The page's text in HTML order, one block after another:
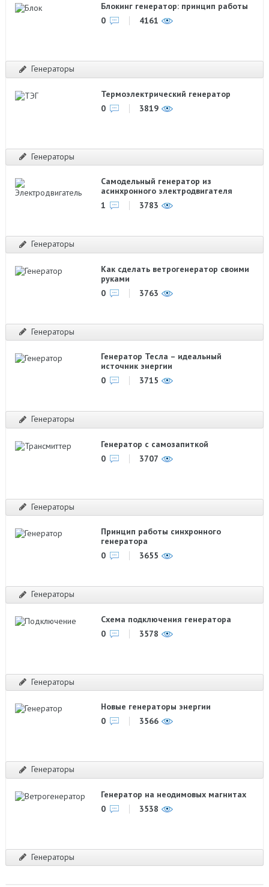
Блокинг генератор: принцип работы
0
4161
Генераторы
Термоэлектрический генератор
0
3819
Генераторы
Самодельный генератор из
асинхронного электродвигателя
1
3783
Генераторы
Как сделать ветрогенератор своими
руками
0
3763
Генераторы
Генератор Тесла – идеальный
источник энергии
0
3715
Генераторы
Генератор с самозапиткой
0
3707
Генераторы
Принцип работы синхронного
генератора
0
3655
Генераторы
Схема подключения генератора
0
3578
Генераторы
Новые генераторы энергии
0
3566
Генераторы
Генератор на неодимовых магнитах
0
3538
Генераторы